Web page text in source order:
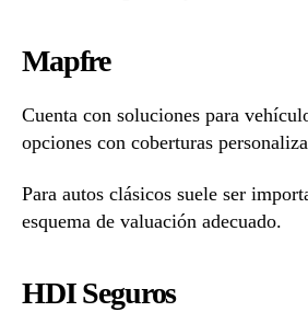
Mapfre
Cuenta con soluciones para
opciones con coberturas
Para autos clásicos suele ser
esquema de valuación adecuado.
HDI Seguros